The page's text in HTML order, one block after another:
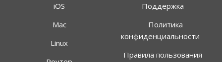
iOS
Mac
Linux
Поддержка
Политика
конфиденциальности
Правила пользования